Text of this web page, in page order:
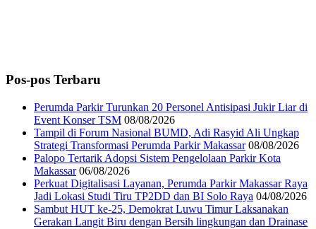
Pos-pos Terbaru
Perumda Parkir Turunkan 20 Personel Antisipasi Jukir Liar di
Event Konser TSM 08/08/2026
Tampil di Forum Nasional BUMD, Adi Rasyid Ali Ungkap
Strategi Transformasi Perumda Parkir Makassar 08/08/2026
Palopo Tertarik Adopsi Sistem Pengelolaan Parkir Kota
Makassar 06/08/2026
Perkuat Digitalisasi Layanan, Perumda Parkir Makassar Raya
Jadi Lokasi Studi Tiru TP2DD dan BI Solo Raya 04/08/2026
Sambut HUT ke-25, Demokrat Luwu Timur Laksanakan
Gerakan Langit Biru dengan Bersih lingkungan dan Drainase